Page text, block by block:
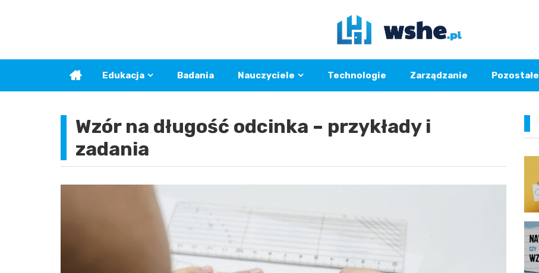
Edukacja Badania Nauczyciele Technologie Zarządzanie Pozostałe
Wzór na długość odcinka – przykłady i
zadania